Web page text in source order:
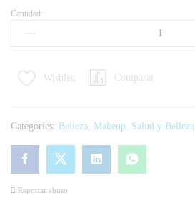
Cantidad:
Wishlist Comparar
Categories: Belleza Makeup Salud y Belleza
Reportar abuso